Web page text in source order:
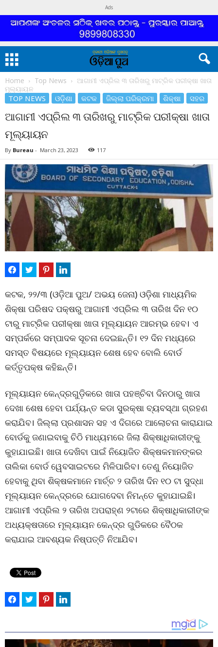
Ads
Home Top News
ଆଗାମୀ ଏପ୍ରିଲ ୩ ତାରିଖରୁ ମାଟ୍ରିକ ପରୀକ୍ଷା ଖାତା
ମୂଲ୍ୟାୟନ
TOP NEWS ଓଡ଼ିଶା କଟକ ଜିଲ୍ଲା ପରିକ୍ରମା ଶିକ୍ଷା ସହର
ଆଗାମୀ ଏପ୍ରିଲ ୩ ତାରିଖରୁ ମାଟ୍ରିକ ପରୀକ୍ଷା ଖାତା
ମୂଲ୍ୟାୟନ
By Bureau - March 23, 2023 117
କଟକ, ୨୨/୩ (ଓଡ଼ିଆ ପୁଅ/ ଅଭୟ ଜେନା) ଓଡ଼ିଶା ମାଧ୍ୟମିକ
ଶିକ୍ଷା ପରିଷଦ ପକ୍ଷରୁ ଆଗାମୀ ଏପ୍ରିଲ ୩ ତାରିଖ ଦିନ ୧୦
ଟାରୁ ମାଟ୍ରିକ ପରୀକ୍ଷା ଖାତା ମୂଲ୍ୟାୟନ ଆରମ୍ଭ ହେବ। ଏ
ସମ୍ପର୍କରେ ସମ୍ପାଦକ ସୂଚନା ଦେଇଛନ୍ତି। ୧୨ ଦିନ ମଧ୍ୟରେ
ସମସ୍ତ ବିଷୟରେ ମୂଲ୍ୟାୟନ ଶେଷ ହେବ ବୋଲି ବୋର୍ଡ
କର୍ତ୍ତୃପକ୍ଷ କହିଛନ୍ତି।
ମୂଲ୍ୟାୟନ କେନ୍ଦ୍ରଗୁଡ଼ିକରେ ଖାତା ପହଞ୍ଚିବା ଦିନଠାରୁ ଖାତା
ଦେଖା ଶେଷ ହେବା ପର୍ଯ୍ୟନ୍ତ କଡା ସୁରକ୍ଷା ବ୍ୟବସ୍ଥା ଗ୍ରହଣ
କରାଯିବ। ଜିଲ୍ଲା ପ୍ରଶାସନ ସହ ଏ ଦିଗରେ ଆଲୋଚନା କାରାଯାଇ
ବୋର୍ଡକୁ ଜଣାଇବାକୁ ଚିଠି ମାଧ୍ୟମରେ ଜିଲା ଶିକ୍ଷାଧିକାରୀଙ୍କୁ
କୁହାଯାଇଛି। ଖାତା ଦେଖିବା ପାଇଁ ନିୟୋଜିତ ଶିକ୍ଷକମାନଙ୍କର
ତାଲିକା ବୋର୍ଡ ୱେବସାଇଟରେ ମିଳିପାରିବ। ତେଣୁ ନିୟୋଜିତ
ହେବାକୁ ଥିବା ଶିକ୍ଷକମାନେ ମାର୍ଚ୍ଚ ୨ ତାରିଖ ଦିନ ୧୦ ଟା ସୁଦ୍ଧା
ମୂଲ୍ୟାୟନ କେନ୍ଦ୍ରରେ ଯୋଗଦେବା ନିମନ୍ତେ କୁହାଯାଇଛି।
ଆଗାମୀ ଏପ୍ରିଲ ୨ ତାରିଖ ଅପରାହ୍ଣ ୨ଟାରେ ଶିକ୍ଷାଧିକାରୀଙ୍କ
ଅଧ୍ୟକ୍ଷତାରେ ମୂଲ୍ୟାୟନ କେନ୍ଦ୍ର ଗୁଡିକରେ ବୈଠକ
କରାଯାଇ ଆବଶ୍ୟକ ନିଷ୍ପତ୍ତି ନିଆଯିବ।